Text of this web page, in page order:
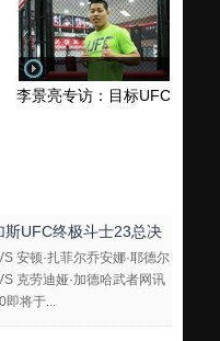
和泰森干一架！
李景亮专访：目标UFC金腰带
UFC终极斗士23总决
安顿·扎菲尔乔安娜·耶德尔
克劳迪娅·加德哈武者网讯
即将于...